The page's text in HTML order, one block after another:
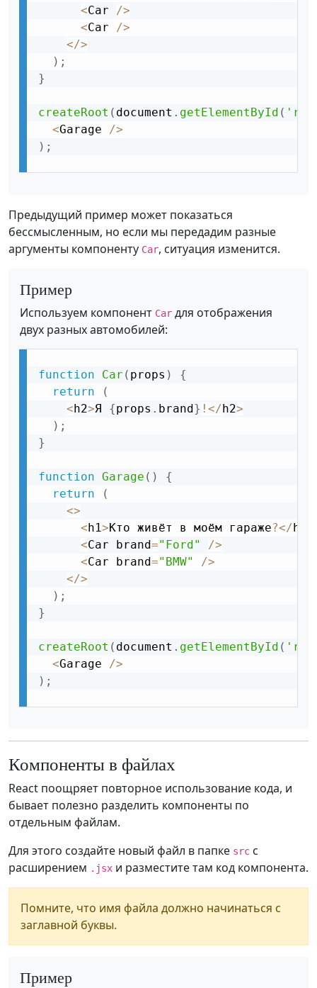
<Car />
<Car />
</>
) ;
}
createRoot ( document . getElementById (
<Garage />
) ;
Предыдущий пример может показаться
бессмысленным, но если мы передадим разные
аргументы компоненту Car, ситуация изменится.
Пример
Используем компонент Car для отображения
двух разных автомобилей:
function Car ( props )
{
return
(
< h2>Я {props . brand } ! </ h2>
) ;
}
function Garage ( )
{
return
(
<>
< h1>Кто живёт в моём гараже?</ h1
<Car brand="Ford" />
<Car brand="BMW" />
</>
) ;
}
createRoot ( document . getElementById (
<Garage />
) ;
Компоненты в файлах
React поощряет повторное использование кода, и
бывает полезно разделить компоненты по
отдельным файлам.
Для этого создайте новый файл в папке src с
расширением .jsx и разместите там код компонента.
Помните, что имя файла должно начинаться с
заглавной буквы.
Пример